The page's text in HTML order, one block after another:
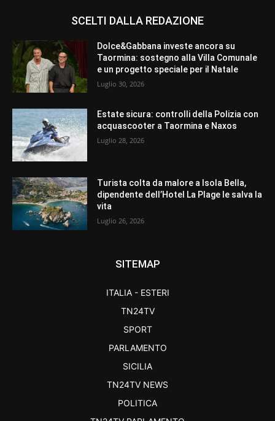
SCELTI DALLA REDAZIONE
Dolce&Gabbana investe ancora su
Taormina: sostegno alla Villa Comunale
e un progetto speciale per il Natale
Luglio 30, 2026
Estate sicura: controlli della Polizia con
acquascooter a Taormina e Naxos
Luglio 28, 2026
Turista colta da malore a Isola Bella,
dipendente dell’Hotel La Plage le salva la
vita
Luglio 26, 2026
SITEMAP
ITALIA - ESTERI
TN24TV
SPORT
PARLAMENTO
SICILIA
TN24TV NEWS
POLITICA